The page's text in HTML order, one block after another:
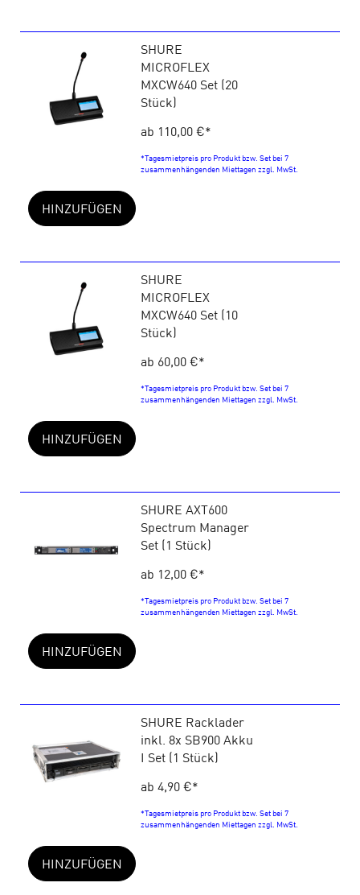
SHURE
MICROFLEX
MXCW640 Set (20
Stück)
ab 110,00 €*
*Tagesmietpreis pro Produkt bzw. Set bei 7
zusammenhängenden Miettagen zzgl. MwSt.
HINZUFÜGEN
SHURE
MICROFLEX
MXCW640 Set (10
Stück)
ab 60,00 €*
*Tagesmietpreis pro Produkt bzw. Set bei 7
zusammenhängenden Miettagen zzgl. MwSt.
HINZUFÜGEN
SHURE AXT600
Spectrum Manager
Set (1 Stück)
ab 12,00 €*
*Tagesmietpreis pro Produkt bzw. Set bei 7
zusammenhängenden Miettagen zzgl. MwSt.
HINZUFÜGEN
SHURE Racklader
inkl. 8x SB900 Akku
I Set (1 Stück)
ab 4,90 €*
*Tagesmietpreis pro Produkt bzw. Set bei 7
zusammenhängenden Miettagen zzgl. MwSt.
HINZUFÜGEN